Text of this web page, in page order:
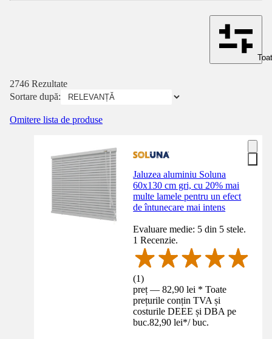
2746 Rezultate
Sortare după:
Omitere lista de produse
Jaluzea aluminiu Soluna
60x130 cm gri, cu 20% mai
multe lamele pentru un efect
de întunecare mai intens
Evaluare medie: 5 din 5 stele.
1 Recenzie.
(1)
preț — 82,90 lei * Toate
prețurile conțin TVA și
costurile DEEE și DBA pe
buc.82,90 lei*/ buc.